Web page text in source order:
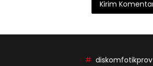
diskomfotikprov